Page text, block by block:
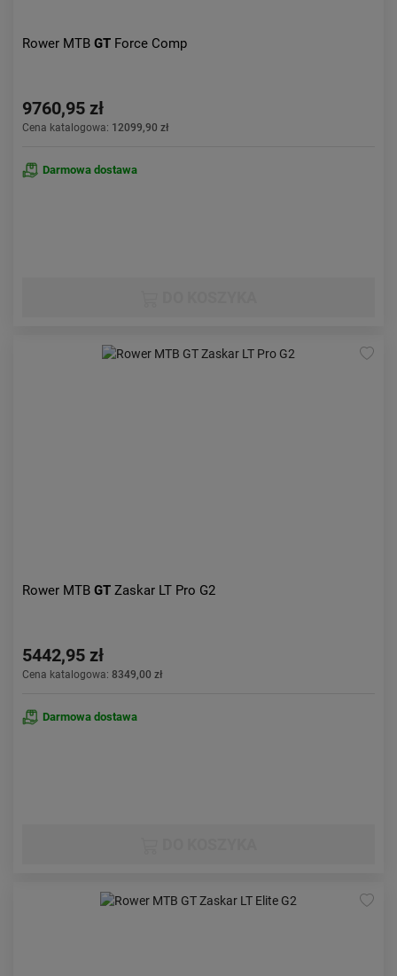
Rower MTB GT Force Comp
9760,95 zł
Cena katalogowa: 12099,90 zł
Darmowa dostawa
Rower MTB GT Zaskar LT Pro G2
5442,95 zł
Cena katalogowa: 8349,00 zł
Darmowa dostawa